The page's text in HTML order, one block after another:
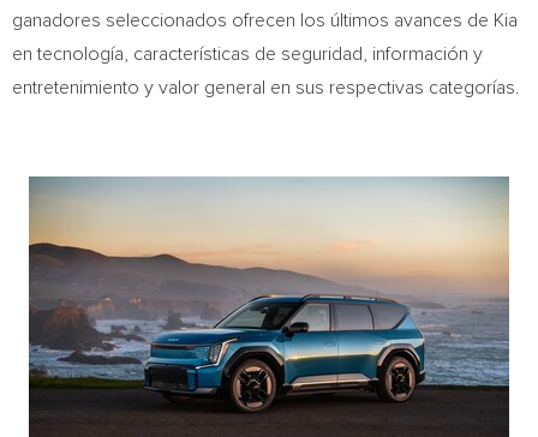
ganadores seleccionados ofrecen los últimos avances de Kia
en tecnología, características de seguridad, información y
entretenimiento y valor general en sus respectivas categorías.